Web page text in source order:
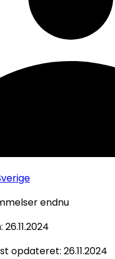
endnu
26.11.2024
opdateret: 26.11.2024